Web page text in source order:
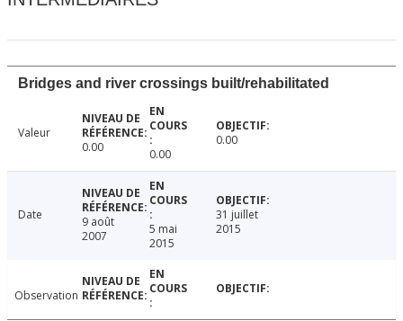
Bridges and river crossings built/rehabilitated
Valeur
0.00
0.00
0.00
Date
9 août
2007
5 mai
2015
31 juillet
2015
Observation